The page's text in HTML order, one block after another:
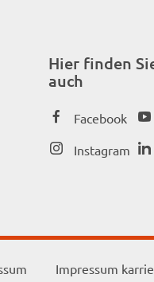
Hier finden
auch
Facebook
Instagram
Impressum